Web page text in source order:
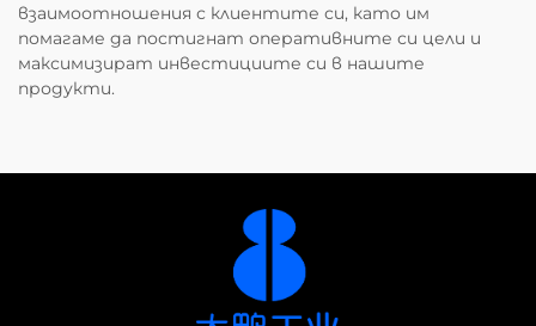
взаимоотношения с клиентите си, като им
помагаме да постигнат оперативните си цели и
максимизират инвестициите си в нашите
продукти.